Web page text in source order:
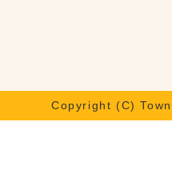
Copyright (C)